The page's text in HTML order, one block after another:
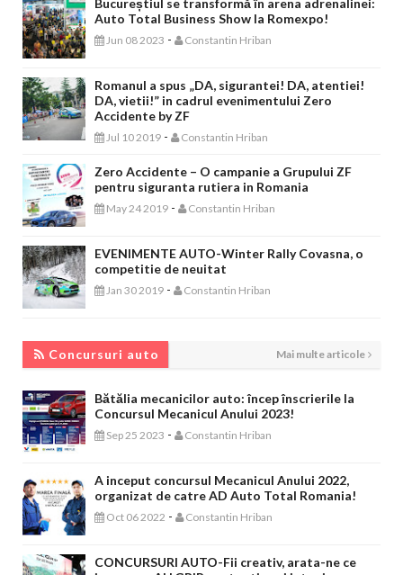
Bucureștiul se transformă în arena adrenalinei:
Auto Total Business Show la Romexpo!
Jun 08 2023 - Constantin Hriban
Romanul a spus „DA, sigurantei! DA, atentiei!
DA, vietii!” in cadrul evenimentului Zero
Accidente by ZF
Jul 10 2019 - Constantin Hriban
Zero Accidente – O campanie a Grupului ZF
pentru siguranta rutiera in Romania
May 24 2019 - Constantin Hriban
EVENIMENTE AUTO-Winter Rally Covasna, o
competitie de neuitat
Jan 30 2019 - Constantin Hriban
Concursuri auto Mai multe articole
Bătălia mecanicilor auto: încep înscrierile la
Concursul Mecanicul Anului 2023!
Sep 25 2023 - Constantin Hriban
A inceput concursul Mecanicul Anului 2022,
organizat de catre AD Auto Total Romania!
Oct 06 2022 - Constantin Hriban
CONCURSURI AUTO-Fii creativ, arata-ne ce